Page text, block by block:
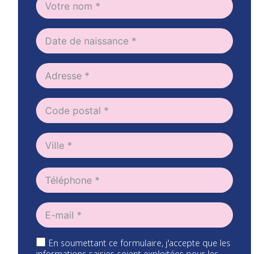
En soumettant ce formulaire, j'accepte que les